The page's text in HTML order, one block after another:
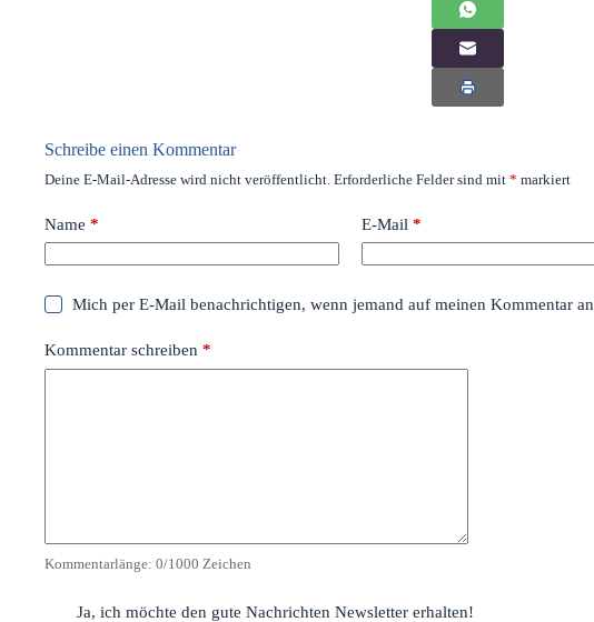
Schreibe einen Kommentar
Deine E-Mail-Adresse wird nicht veröffentlicht. Erforderliche Felder sind mit * markiert
Name * E-Mail *
Mich per E-Mail benachrichtigen, wenn jemand auf meinen Kommentar
Kommentar schreiben *
Kommentarlänge: 0/1000 Zeichen
Ja, ich möchte den gute Nachrichten Newsletter erhalten!